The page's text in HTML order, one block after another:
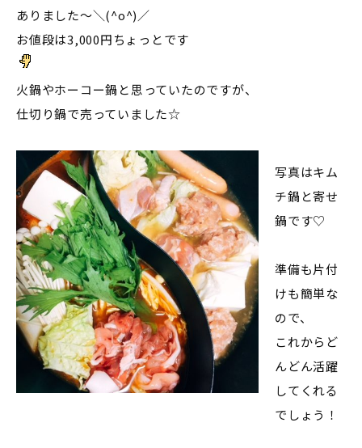
ありました～＼(^o^)／
お値段は3,000円ちょっとです
火鍋やホーコー鍋と思っていたのですが、
仕切り鍋で売っていました☆
写真はキム
チ鍋と寄せ
鍋です♡
準備も片付
けも簡単な
ので、
これからど
んどん活躍
してくれる
でしょう！